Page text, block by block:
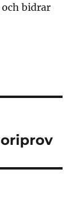
och bidrar